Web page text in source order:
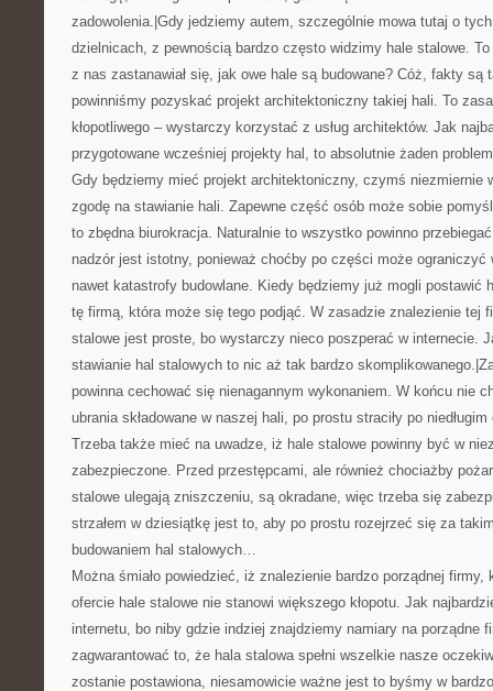
zadowolenia.|Gdy jedziemy autem, szczególnie mowa tutaj o
dzielnicach, z pewnością bardzo często widzimy hale stalowe.
z nas zastanawiał się, jak owe hale są budowane? Cóż, fakty są
powinniśmy pozyskać projekt architektoniczny takiej hali. To
kłopotliwego – wystarczy korzystać z usług architektów. Jak
przygotowane wcześniej projekty hal, to absolutnie żaden
Gdy będziemy mieć projekt architektoniczny, czymś niezmiernie
zgodę na stawianie hali. Zapewne część osób może sobie
to zbędna biurokracja. Naturalnie to wszystko powinno
nadzór jest istotny, ponieważ choćby po części może ograniczyć
nawet katastrofy budowlane. Kiedy będziemy już mogli postawić
tę firmą, która może się tego podjąć. W zasadzie znalezienie tej
stalowe jest proste, bo wystarczy nieco poszperać w internecie.
stawianie hal stalowych to nic aż tak bardzo
powinna cechować się nienagannym wykonaniem. W końcu nie
ubrania składowane w naszej hali, po prostu straciły po
Trzeba także mieć na uwadze, iż hale stalowe powinny być w
zabezpieczone. Przed przestępcami, ale również chociażby
stalowe ulegają zniszczeniu, są okradane, więc trzeba się
strzałem w dziesiątkę jest to, aby po prostu rozejrzeć się za
budowaniem hal stalowych…
Można śmiało powiedzieć, iż znalezienie bardzo porządnej firmy,
ofercie hale stalowe nie stanowi większego kłopotu. Jak
internetu, bo niby gdzie indziej znajdziemy namiary na porządne
zagwarantować to, że hala stalowa spełni wszelkie nasze
zostanie postawiona, niesamowicie ważne jest to byśmy w